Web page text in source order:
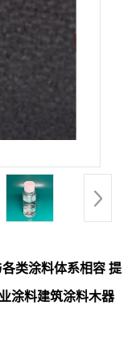
类涂料体系相容 提
涂料建筑涂料木器